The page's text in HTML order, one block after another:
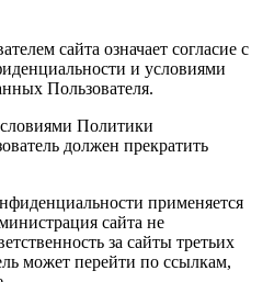
сайта означает согласие с
и условиями
Пользователя.
Политики
должен прекратить
применяется
сайта не
за сайты третьих
может перейти по ссылкам,